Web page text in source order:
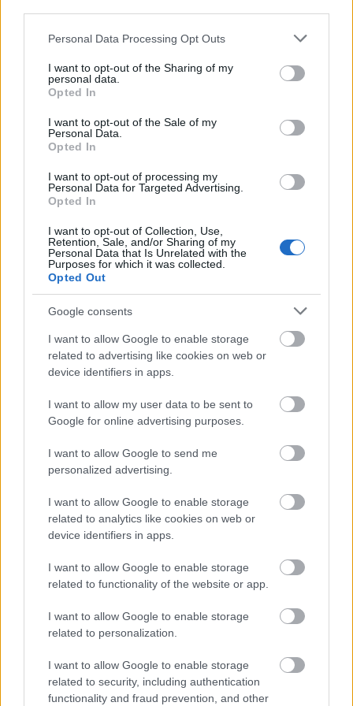
Please note that this website/app uses one or more Google
not limited to your visit or usage behaviour. You may click to
grant or deny consent to Google and its third-party tags to
use your data for below specified purposes in below Google
consent section.
Personal Data Processing Opt Outs
I want to opt-out of the Sharing of my
personal data.
Opted In
I want to opt-out of the Sale of my
Personal Data.
Opted In
I want to opt-out of processing my
Personal Data for Targeted Advertising.
Opted In
I want to opt-out of Collection, Use,
Retention, Sale, and/or Sharing of my
Personal Data that Is Unrelated with the
Purposes for which it was collected.
Opted Out
Google consents
I want to allow Google to enable storage
related to advertising like cookies on web or
device identifiers in apps.
I want to allow my user data to be sent to
Google for online advertising purposes.
I want to allow Google to send me
personalized advertising.
I want to allow Google to enable storage
related to analytics like cookies on web or
device identifiers in apps.
I want to allow Google to enable storage
related to functionality of the website or app.
I want to allow Google to enable storage
related to personalization.
I want to allow Google to enable storage
related to security, including authentication
functionality and fraud prevention, and other
A harmadik nap,november 16-án, szombaton 19. 00
órakorTufan Imamutdinov orosz vendégrendező
várja nézőit a Tompa Miklós Társulat. Alekszandr
Szuhovo-KobilinTarlekin halála
elnyomó természetét ábrázolja.
November 15-én, pénteken 19.00 órakor a színház
Nagytermébenneves magyarországi előadók először
mutatják be Erdélyben Weöres Sándor 100.
születésnapja tiszteletére létrehozott
című produkciójukat, amelynek zenéjét Gryllus
Dániel írta a nyolcvanas évek elején. Az előadásban
fellép: Both Miklós, Ferenczi György, Palya Bea,
Sebestyén Márta, Sebő Ferenc, Szalóki Ági és Szirtes
Edina Mókus.
November 16-án, szombaton 10.00 órakor ugyancsak a
színház nagyszínpadána Kossuth-díjas
Kalákaegyüttes is fellép a 19. Marosvásárhelyi
Nemzetközi Könyvvásár keretében. A Becze Gábor,
Gryllus Dániel, Gryllus Vilmos és Radványi Balázs
alkotta együttes erdélyi magyar költők verseit adja